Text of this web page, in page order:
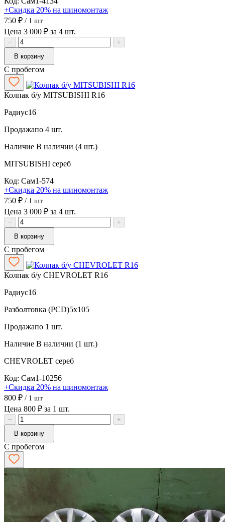
+Скидка 20% на шиномонтаж
750 ₽ / 1 шт
Цена 3 000 ₽ за 4 шт.
−
+
В корзину
С пробегом
Колпак б/у MITSUBISHI R16
Радиус16
Продажапо 4 шт.
Наличие В наличии (4 шт.)
MITSUBISHI сереб
Код: Сам1-574
+Скидка 20% на шиномонтаж
750 ₽ / 1 шт
Цена 3 000 ₽ за 4 шт.
−
+
В корзину
С пробегом
Колпак б/у CHEVROLET R16
Радиус16
Разболтовка (PCD)5x105
Продажапо 1 шт.
Наличие В наличии (1 шт.)
CHEVROLET сереб
Код: Сам1-10256
+Скидка 20% на шиномонтаж
800 ₽ / 1 шт
Цена 800 ₽ за 1 шт.
−
+
В корзину
С пробегом